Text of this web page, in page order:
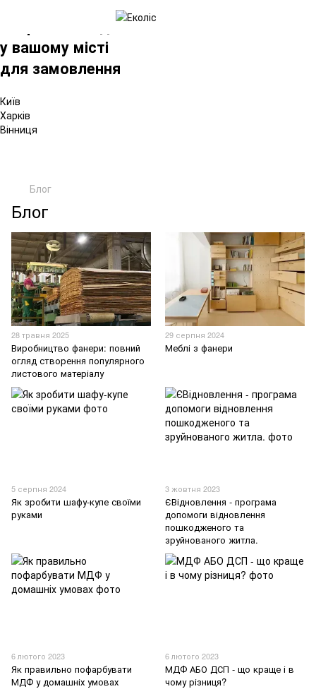
у вашому місті
для замовлення
Київ
Харків
Вінниця
Блог
Блог
28 травня 2025
Виробництво фанери: повний
огляд створення популярного
листового матеріалу
29 серпня 2024
Меблі з фанери
5 серпня 2024
Як зробити шафу-купе своїми
руками
3 жовтня 2023
ЄВідновлення - програма
допомоги відновлення
пошкодженого та
зруйнованого житла.
6 лютого 2023
Як правильно пофарбувати
МДФ у домашніх умовах
6 лютого 2023
МДФ АБО ДСП - що краще і в
чому різниця?